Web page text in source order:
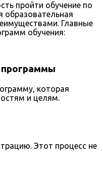
пройти обучение по
образовательная
Главные
обучения:
программы
которая
и целям.
Этот процесс не